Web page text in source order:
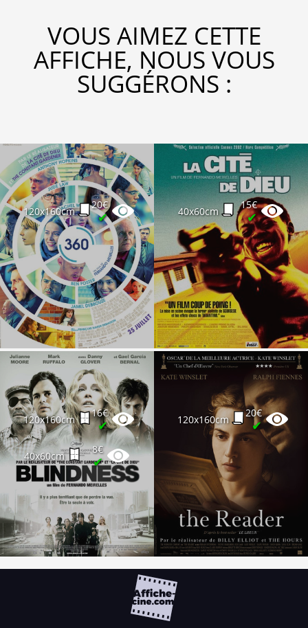
VOUS AIMEZ CETTE
AFFICHE, NOUS VOUS
SUGGÉRONS :
120x160cm
20€
✔ 40x60cm
15€
✔
120x160cm
16€
✔
40x60cm
8€
✔
120x160cm
20€
✔